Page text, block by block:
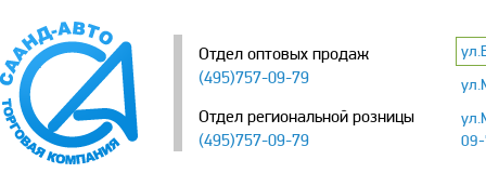
Отдел оптовых продаж
(495)757-09-79
Отдел региональной розницы
(495)757-09-79